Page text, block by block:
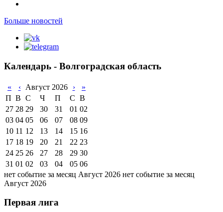
Больше новостей
Календарь - Волгоградская область
« ‹ Август 2026 ›
»
П В С Ч П С В
27 28 29 30 31 01 02
03 04 05 06 07 08 09
10 11 12 13 14 15 16
17 18 19 20 21 22 23
24 25 26 27 28 29 30
31 01 02 03 04 05 06
нет событие за месяц Август 2026 нет событие за месяц
Август 2026
Первая лига